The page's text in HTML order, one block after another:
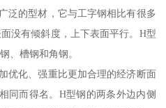
泛的型材，它与工字钢相比有很多
没有倾斜度，上下表面平行。H型
、槽钢和角钢。
优化、强重比更加合理的经济断面
同而得名。H型钢的两条外边内侧